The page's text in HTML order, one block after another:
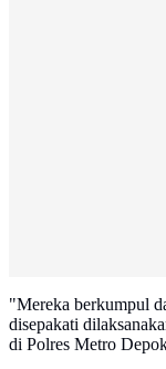
"Mereka berkumpul
disepakati
di Polres Metro